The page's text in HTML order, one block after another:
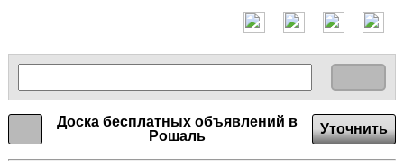
Доска бесплатных объявлений в
Рошаль
Уточнить